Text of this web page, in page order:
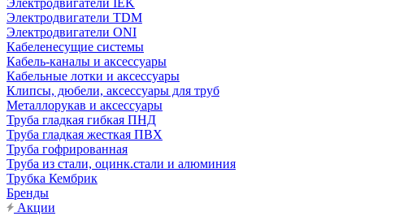
Электродвигатели IEK
Электродвигатели TDM
Электродвигатели ONI
Кабеленесущие системы
Кабель-каналы и аксессуары
Кабельные лотки и аксессуары
Клипсы, дюбели, аксессуары для труб
Металлорукав и аксессуары
Труба гладкая гибкая ПНД
Труба гладкая жесткая ПВХ
Труба гофрированная
Труба из стали, оцинк.стали и алюминия
Трубка Кембрик
Бренды
Акции